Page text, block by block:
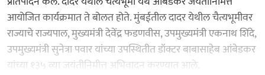
आयोजित कार्यक्रमात ते बोलत होते. मुंबईतील दादर येथील चैत्यभूमीवर
राज्याचे राज्यपाल, मुख्यमंत्री देवेंद्र फडणवीस, उपमुख्यमंत्री एकनाथ शिंदे,
उपमुख्यमंत्री सुनेत्रा पवार यांच्या उपस्थितीत डॉक्टर बाबासाहेब आंबेडकर
यांच्या १३५ व्या जयंतीनिमीत्त अभिवादन करण्यात आले.